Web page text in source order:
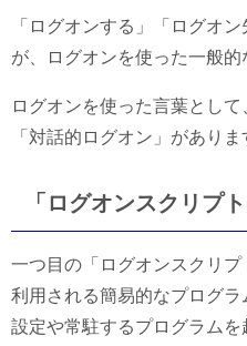
「ログオンする」「ログオ
が、ログオンを使った一般的
ログオンを使った言葉として
「対話的ログオン」がありま
「ログオンスクリプ
一つ目の「ログオンスクリ
利用される簡易的なプログ
設定や常駐するプログラム